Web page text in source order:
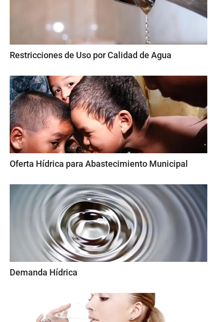
Restricciones de Uso por Calidad de Agua
Oferta Hídrica para Abastecimiento Municipal
Demanda Hídrica